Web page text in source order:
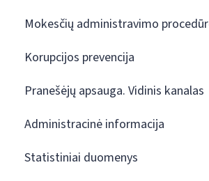
Mokesčių administravimo
Korupcijos prevencija
Pranešėjų apsauga. Vidinis kanalas
Administracinė informacija
Statistiniai duomenys